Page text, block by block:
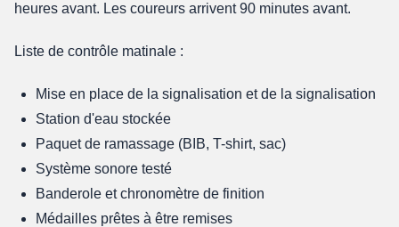
heures avant. Les coureurs arrivent 90 minutes avant.
Liste de contrôle matinale :
Mise en place de la signalisation et de la signalisation
Station d'eau stockée
Paquet de ramassage (BIB, T-shirt, sac)
Système sonore testé
Banderole et chronomètre de finition
Médailles prêtes à être remises